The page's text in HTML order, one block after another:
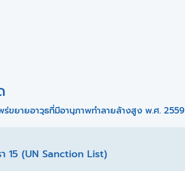
ร่ขยายอาวุธที่มีอานุภาพทำลายล้างสูง พ.ศ. 2559
15 (UN Sanction List)